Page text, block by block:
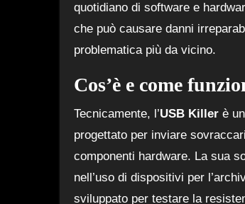
quotidiano di software e
che può causare danni
problematica più da vicino.
Cos’è e come
Tecnicamente, l’USB Killer è
progettato per inviare
componenti hardware. La sua
nell’uso di dispositivi per
sviluppato per testare la